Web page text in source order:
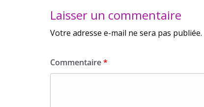
Laisser un commentaire
Votre adresse e-mail ne sera pas publiée.
Commentaire*